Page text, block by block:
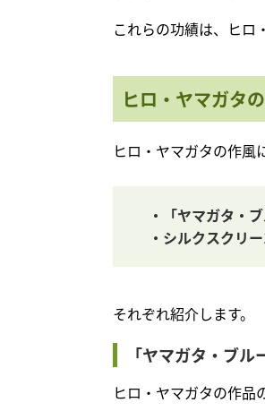
これらの功績は、ヒロ
ヒロ・ヤマガタ
ヒロ・ヤマガタの作風
・「ヤマガタ・
・シルクスクリ
それぞれ紹介します。
「ヤマガタ・ブ
ヒロ・ヤマガタの作品